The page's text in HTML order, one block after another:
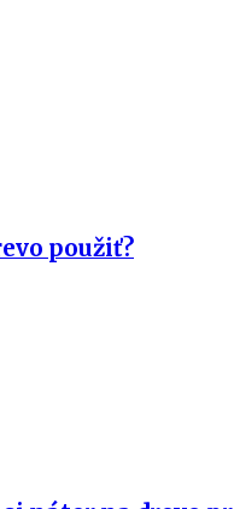
použiť?